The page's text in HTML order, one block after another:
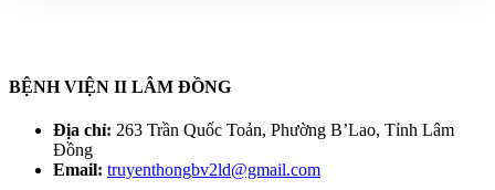
BỆNH VIỆN II LÂM ĐỒNG
Địa chỉ: 263 Trần Quốc Toản, Phường B’Lao, Tỉnh Lâm
Đồng
Email: truyenthongbv2ld@gmail.com